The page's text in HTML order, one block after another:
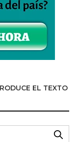
EL TEXTO